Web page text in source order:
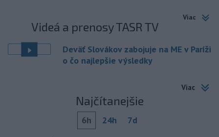
Viac
Videá a prenosy TASR TV
Deväť Slovákov zabojuje na ME v Paríži
o čo najlepšie výsledky
Viac
Najčítanejšie
6h 24h 7d